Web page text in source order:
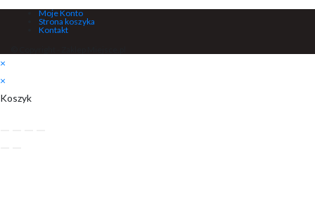
Moje Konto
Strona koszyka
Kontakt
×
×
Koszyk